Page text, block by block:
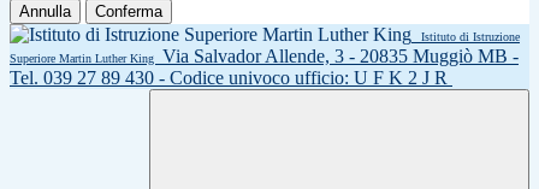
Annulla Conferma
Istituto di Istruzione
Superiore Martin Luther King
Via Salvador Allende, 3 - 20835 Muggiò MB -
Tel. 039 27 89 430 - Codice univoco ufficio: U F K 2 J R